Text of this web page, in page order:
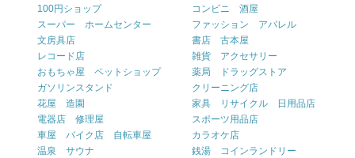
100円ショップ
コンビニ 酒屋
スーパー ホームセンター
ファッション アパレル
文房具店
書店 古本屋
レコード店
雑貨 アクセサリー
おもちゃ屋 ペットショップ
薬局 ドラッグストア
ガソリンスタンド
クリーニング店
花屋 造園
家具 リサイクル 日用品店
電器店 修理屋
スポーツ用品店
車屋 バイク店 自転車屋
カラオケ店
温泉 サウナ
銭湯 コインランドリー